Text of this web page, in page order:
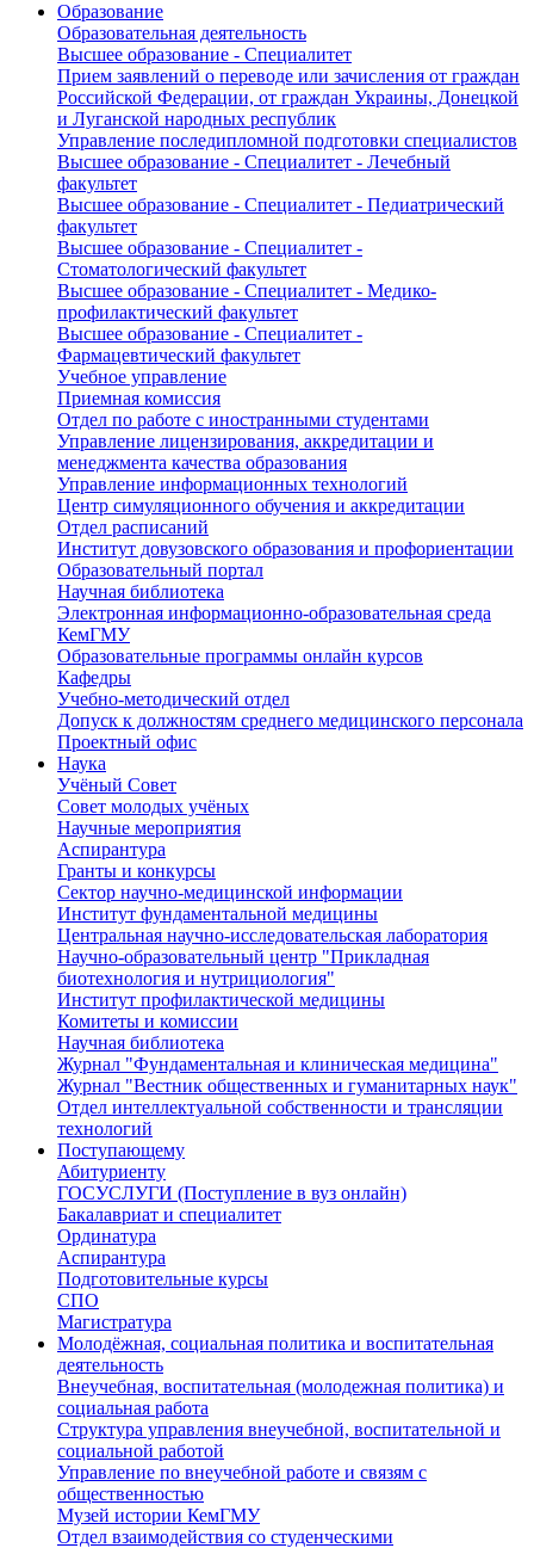
Образование
Образовательная деятельность
Высшее образование - Специалитет
Прием заявлений о переводе или зачисления от граждан
Российской Федерации, от граждан Украины, Донецкой
и Луганской народных республик
Управление последипломной подготовки специалистов
Высшее образование - Специалитет - Лечебный
факультет
Высшее образование - Специалитет - Педиатрический
факультет
Высшее образование - Специалитет -
Стоматологический факультет
Высшее образование - Специалитет - Медико-
профилактический факультет
Высшее образование - Специалитет -
Фармацевтический факультет
Учебное управление
Приемная комиссия
Отдел по работе с иностранными студентами
Управление лицензирования, аккредитации и
менеджмента качества образования
Управление информационных технологий
Центр симуляционного обучения и аккредитации
Отдел расписаний
Институт довузовского образования и профориентации
Образовательный портал
Научная библиотека
Электронная информационно-образовательная среда
КемГМУ
Образовательные программы онлайн курсов
Кафедры
Учебно-методический отдел
Допуск к должностям среднего медицинского персонала
Проектный офис
Наука
Учёный Cовет
Совет молодых учёных
Научные мероприятия
Аспирантура
Гранты и конкурсы
Сектор научно-медицинской информации
Институт фундаментальной медицины
Центральная научно-исследовательская лаборатория
Научно-образовательный центр "Прикладная
биотехнология и нутрициология"
Институт профилактической медицины
Комитеты и комиссии
Научная библиотека
Журнал "Фундаментальная и клиническая медицина"
Журнал "Вестник общественных и гуманитарных наук"
Отдел интеллектуальной собственности и трансляции
технологий
Поступающему
Абитуриенту
ГОСУСЛУГИ (Поступление в вуз онлайн)
Бакалавриат и специалитет
Ординатура
Аспирантура
Подготовительные курсы
СПО
Магистратура
Молодёжная, социальная политика и воспитательная
деятельность
Внеучебная, воспитательная (молодежная политика) и
социальная работа
Структура управления внеучебной, воспитательной и
социальной работой
Управление по внеучебной работе и связям с
общественностью
Музей истории КемГМУ
Отдел взаимодействия со студенческими